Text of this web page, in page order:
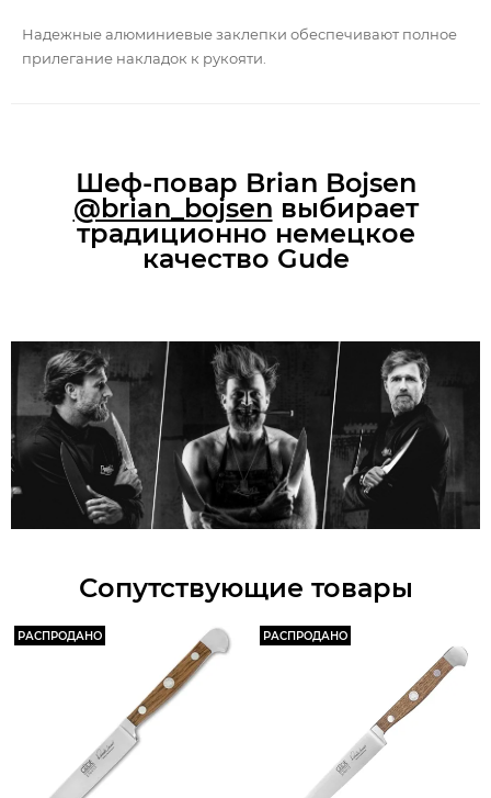
Надежные алюминиевые заклепки обеспечивают полное
прилегание накладок к рукояти.
Шеф-повар Brian Bojsen
@brian_bojsen выбирает
традиционно немецкое
качество Gude
Сопутствующие товары
РАСПРОДАНО РАСПРОДАНО